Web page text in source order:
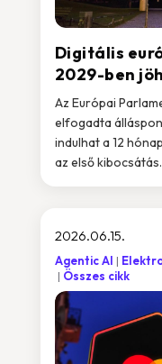
Digitális
2029-ben
Az Európai
elfogadta
indulhat a 12
az első kibocsátás.
2026.06.15.
Agentic AI
Összes cikk